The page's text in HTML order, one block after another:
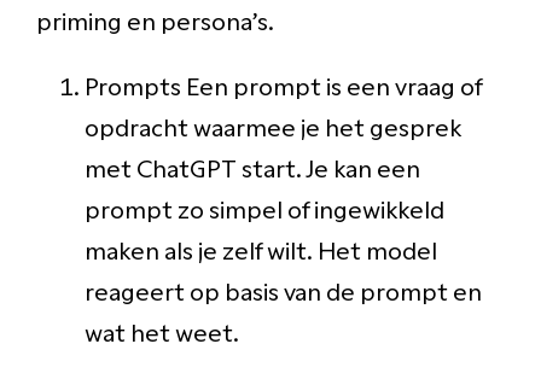
priming en persona’s.
Prompts Een prompt is een vraag of
opdracht waarmee je het gesprek
met ChatGPT start. Je kan een
prompt zo simpel of ingewikkeld
maken als je zelf wilt. Het model
reageert op basis van de prompt en
wat het weet.